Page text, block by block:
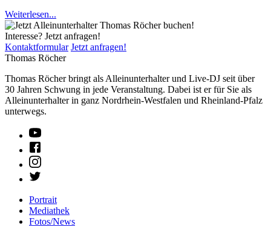
Weiterlesen...
Interesse? Jetzt anfragen!
Kontaktformular Jetzt anfragen!
Thomas Röcher
Thomas Röcher bringt als Alleinunterhalter und Live-DJ seit über
30 Jahren Schwung in jede Veranstaltung. Dabei ist er für Sie als
Alleinunterhalter in ganz Nordrhein-Westfalen und Rheinland-Pfalz
unterwegs.
Portrait
Mediathek
Fotos/News